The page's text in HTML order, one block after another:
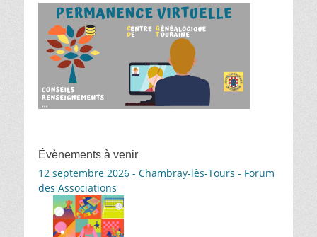
Évènements à venir
12 septembre 2026 - Chambray-lès-Tours - Forum
des Associations